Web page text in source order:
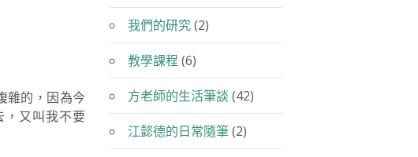
雜的，因為今
，又叫我不要
我們的研究(2)
教學課程 (6)
方老師的生活筆談 (42)
江懿德的日常隨筆(2)